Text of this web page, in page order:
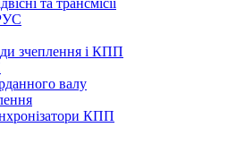
та трансмісії
зчеплення і КПП
валу
КПП